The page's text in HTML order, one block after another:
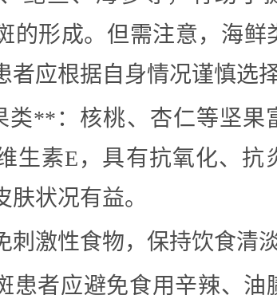
的形成。但需注意，海鲜
者应根据自身情况谨慎选择
类**：核桃、杏仁等坚果
生素E，具有抗氧化、抗
肤状况有益。
刺激性食物，保持饮食清
患者应避免食用辛辣、油